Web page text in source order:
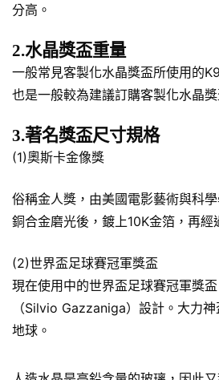
分高。
2.水晶獎盃重量
一般常見客製化水晶獎盃所使用的
也是一般較為建議訂購客製化水晶
3.著名獎盃尺寸規格
(1)奧斯卡金像獎
俗稱金人獎，由美國電影藝術與科
銅合金磨光後，鍍上10K金箔，再
(2)世界盃足球賽冠軍獎盃
現在使用中的世界盃足球賽冠軍獎
（Silvio Gazzaniga）設計。大力
地球。